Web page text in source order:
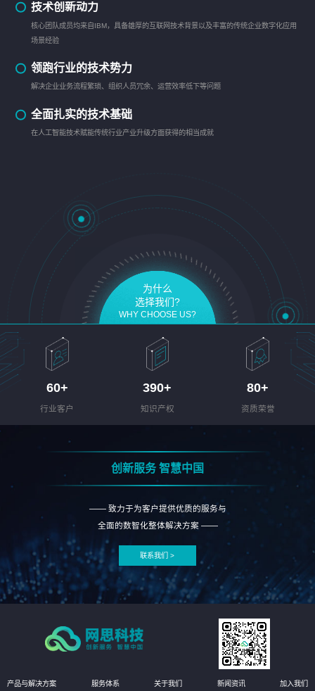
技术创新动力
核心团队成员均来自IBM，具备雄厚的互联网技术背景以及丰富的传统企业数字化应用
场景经验
领跑行业的技术势力
解决企业业务流程繁琐、组织人员冗余、运营效率低下等问题
全面扎实的技术基础
在人工智能技术赋能传统行业产业升级方面获得的相当成就
为什么
选择我们?
WHY CHOOSE US?
60+
行业客户
390+
知识产权
80+
资质荣誉
创新服务 智慧中国
—— 致力于为客户提供优质的服务与
全面的数智化整体解决方案 ——
联系我们 >
产品与解决方案 服务体系 关于我们 新闻资讯 加入我们